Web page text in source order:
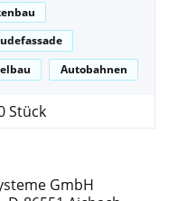
Autobahnen
Stück
GmbH